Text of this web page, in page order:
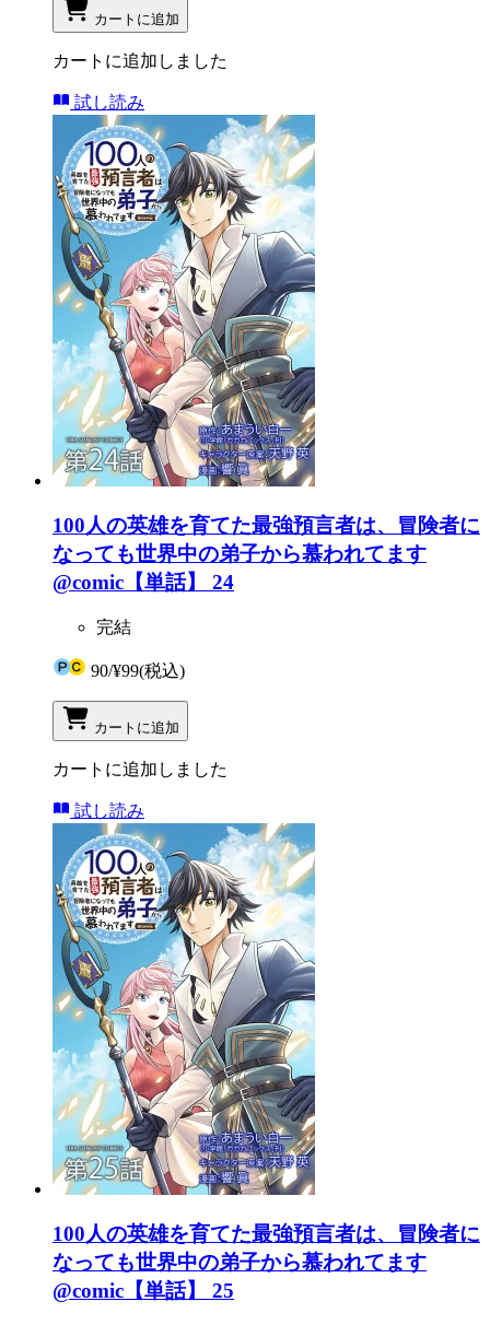
カートに追加
カートに追加しました
試し読み
100人の英雄を育てた最強預言者は、冒険者に
なっても世界中の弟子から慕われてます
@comic【単話】 24
完結
90/¥99(税込)
カートに追加
カートに追加しました
試し読み
100人の英雄を育てた最強預言者は、冒険者に
なっても世界中の弟子から慕われてます
@comic【単話】 25